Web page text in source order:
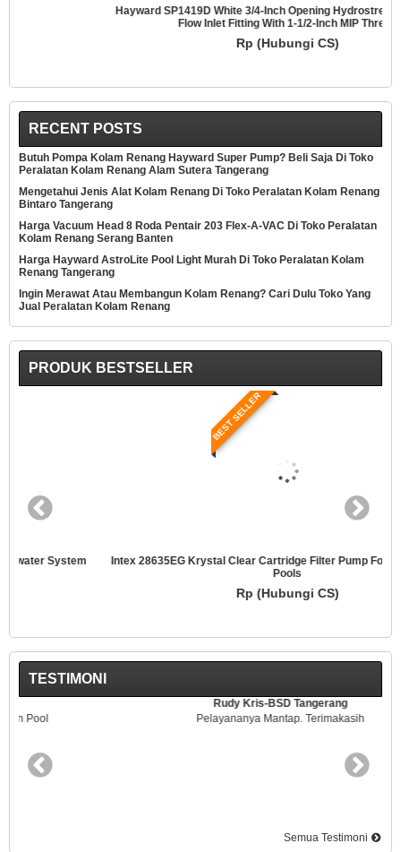
Hayward SP1419D White 3/4-Inch Opening Hydrostream Directional
Flow Inlet Fitting With 1-1/2-Inch MIP Thread
Rp (Hubungi CS)
RECENT POSTS
Butuh Pompa Kolam Renang Hayward Super Pump? Beli Saja Di Toko
Peralatan Kolam Renang Alam Sutera Tangerang
Mengetahui Jenis Alat Kolam Renang Di Toko Peralatan Kolam Renang
Bintaro Tangerang
Harga Vacuum Head 8 Roda Pentair 203 Flex-A-VAC Di Toko Peralatan
Kolam Renang Serang Banten
Harga Hayward AstroLite Pool Light Murah Di Toko Peralatan Kolam
Renang Tangerang
Ingin Merawat Atau Membangun Kolam Renang? Cari Dulu Toko Yang
Jual Peralatan Kolam Renang
PRODUK BESTSELLER
Intex 28635EG Krystal Clear Cartridge Filter Pump For Above Ground
Rp (Hubungi CS)
TESTIMONI
Rudy Kris-BSD Tangerang
Pelayananya Mantap. Terimakasih
Semua Testimoni